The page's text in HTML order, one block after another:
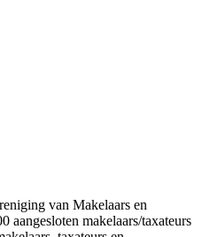
financiering,
onderhandelingen
je vanaf de eerste
de overdracht van de woning
maken met
kennis en kwaliteit
toonaangevende websites
benadering
Mordang-app’
van Makelaars en
aangesloten makelaars/taxateurs